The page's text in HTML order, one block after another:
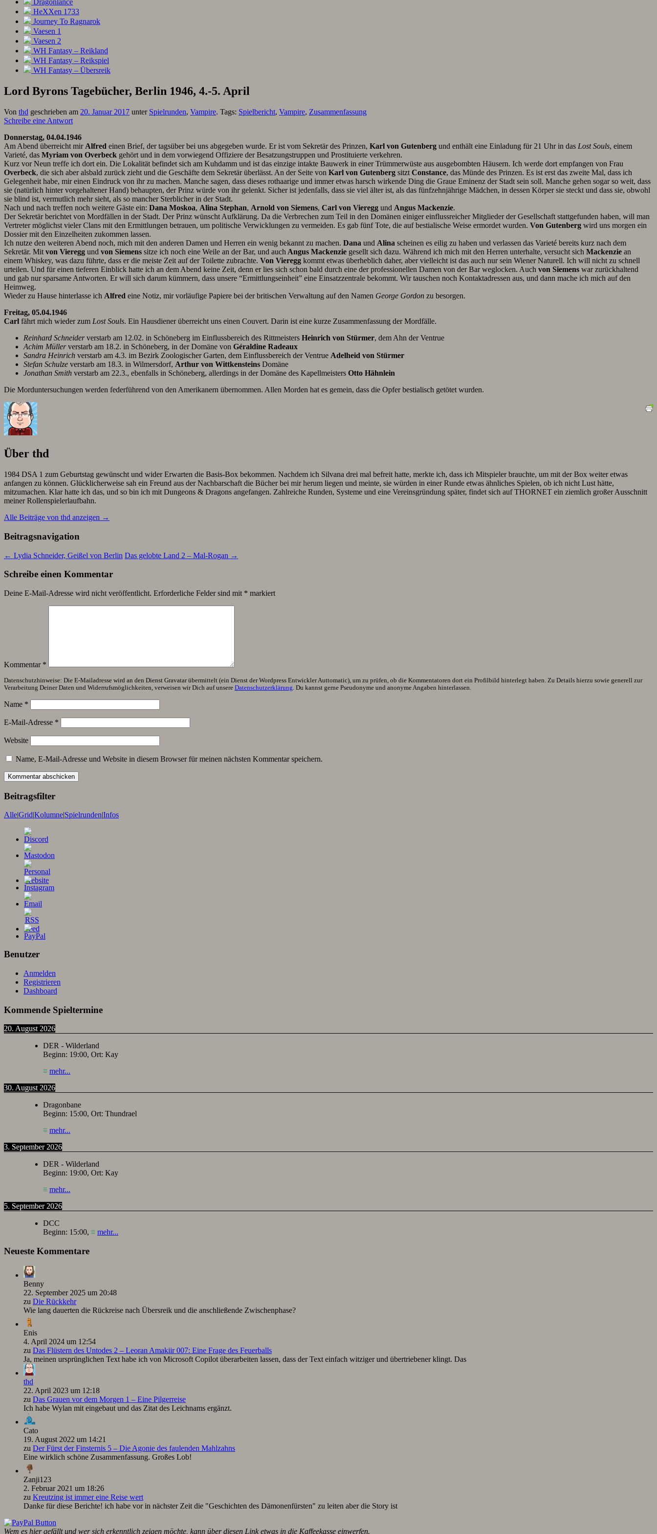
Dragonlance
HeXXen 1733
Journey To Ragnarok
Vaesen 1
Vaesen 2
WH Fantasy – Reikland
WH Fantasy – Reikspiel
WH Fantasy – Übersreik
Lord Byrons Tagebücher, Berlin 1946, 4.-5. April
Von thd geschrieben am 20. Januar 2017 unter Spielrunden, Vampire. Tags: Spielbericht, Vampire, Zusammenfassung
Schreibe eine Antwort
Donnerstag, 04.04.1946
Am Abend überreicht mir Alfred einen Brief, der tagsüber bei uns abgegeben wurde. Er ist vom Sekretär des Prinzen, Karl von Gutenberg und enthält eine Einladung für 21 Uhr in das Lost Souls, einem
Varieté, das Myriam von Overbeck gehört und in dem vorwiegend Offiziere der Besatzungstruppen und Prostituierte verkehren.
Kurz vor Neun treffe ich dort ein. Die Lokalität befindet sich am Kuhdamm und ist das einzige intakte Bauwerk in einer Trümmerwüste aus ausgebombten Häusern. Ich werde dort empfangen von Frau
Overbeck, die sich aber alsbald zurück zieht und die Geschäfte dem Sekretär überlässt. An der Seite von Karl von Gutenberg sitzt Constance, das Münde des Prinzen. Es ist erst das zweite Mal, dass ich
Gelegenheit habe, mir einen Eindruck von ihr zu machen. Manche sagen, dass dieses rothaarige und immer etwas harsch wirkende Ding die Graue Eminenz der Stadt sein soll. Manche gehen sogar so weit, dass
sie (natürlich hinter vorgehaltener Hand) behaupten, der Prinz würde von ihr gelenkt. Sicher ist jedenfalls, dass sie viel älter ist, als das fünfzehnjährige Mädchen, in dessen Körper sie steckt und dass sie, obwohl
sie blind ist, vermutlich mehr sieht, als so mancher Sterblicher in der Stadt.
Nach und nach treffen noch weitere Gäste ein: Dana Moskoa, Alina Stephan, Arnold von Siemens, Carl von Vieregg und Angus Mackenzie.
Der Sekretär berichtet von Mordfällen in der Stadt. Der Prinz wünscht Aufklärung. Da die Verbrechen zum Teil in den Domänen einiger einflussreicher Mitglieder der Gesellschaft stattgefunden haben, will man
Vertreter möglichst vieler Clans mit den Ermittlungen betrauen, um politische Verwicklungen zu vermeiden. Es gab fünf Tote, die auf bestialische Weise ermordet wurden. Von Gutenberg wird uns morgen ein
Dossier mit den Einzelheiten zukommen lassen.
Ich nutze den weiteren Abend noch, mich mit den anderen Damen und Herren ein wenig bekannt zu machen. Dana und Alina scheinen es eilig zu haben und verlassen das Varieté bereits kurz nach dem
Sekretär. Mit von Vieregg und von Siemens sitze ich noch eine Weile an der Bar, und auch Angus Mackenzie gesellt sich dazu. Während ich mich mit den Herren unterhalte, versucht sich Mackenzie an
einem Whiskey, was dazu führte, dass er die meiste Zeit auf der Toilette zubrachte. Von Vieregg kommt etwas überheblich daher, aber vielleicht ist das auch nur sein Wiener Naturell. Ich will nicht zu schnell
urteilen. Und für einen tieferen Einblick hatte ich an dem Abend keine Zeit, denn er lies sich schon bald durch eine der professionellen Damen von der Bar weglocken. Auch von Siemens war zurückhaltend
und gab nur sparsame Antworten. Er will sich darum kümmern, dass unsere “Ermittlungseinheit” eine Einsatzzentrale bekommt. Wir tauschen noch Kontaktadressen aus, und dann mache ich mich auf den
Heimweg.
Wieder zu Hause hinterlasse ich Alfred eine Notiz, mir vorläufige Papiere bei der britischen Verwaltung auf den Namen George Gordon zu besorgen.
Freitag, 05.04.1946
Carl fährt mich wieder zum Lost Souls. Ein Hausdiener überreicht uns einen Couvert. Darin ist eine kurze Zusammenfassung der Mordfälle.
Reinhard Schneiderverstarb am 12.02. in Schöneberg im Einflussbereich des Rittmeisters Heinrich von Stürmer, dem Ahn der Ventrue
Achim Müllerverstarb am 18.2. in Schöneberg, in der Domäne von Géraldine Radeaux
Sandra Heinrich verstarb am 4.3. im Bezirk Zoologischer Garten, dem Einflussbereich der Ventrue Adelheid von Stürmer
Stefan Schulze verstarb am 18.3. in Wilmersdorf, Arthur von Wittkensteins Domäne
Jonathan Smith verstarb am 22.3., ebenfalls in Schöneberg, allerdings in der Domäne des Kapellmeisters Otto Hähnlein
Die Morduntersuchungen werden federführend von den Amerikanern übernommen. Allen Morden hat es gemein, dass die Opfer bestialisch getötet wurden.
Über thd
1984 DSA 1 zum Geburtstag gewünscht und wider Erwarten die Basis-Box bekommen. Nachdem ich Silvana drei mal befreit hatte, merkte ich, dass ich Mitspieler brauchte, um mit der Box weiter etwas
anfangen zu können. Glücklicherweise sah ein Freund aus der Nachbarschaft die Bücher bei mir herum liegen und meinte, sie würden in einer Runde etwas ähnliches Spielen, ob ich nicht Lust hätte,
mitzumachen. Klar hatte ich das, und so bin ich mit Dungeons & Dragons angefangen. Zahlreiche Runden, Systeme und eine Vereinsgründung später, findet sich auf THORNET ein ziemlich großer Ausschnitt
meiner Rollenspielerlaufbahn.
Alle Beiträge von thd anzeigen →
Beitragsnavigation
← Lydia Schneider, Geißel von Berlin Das gelobte Land 2 – Mal-Rogan →
Schreibe einen Kommentar
Deine E-Mail-Adresse wird nicht veröffentlicht. Erforderliche Felder sind mit * markiert
Kommentar *
Datenschutzhinweise: Die E-Mailadresse wird an den Dienst Gravatar übermittelt (ein Dienst der Wordpress Entwickler Auttomatic), um zu prüfen, ob die Kommentatoren dort ein Profilbild hinterlegt haben. Zu Details hierzu sowie generell zur
Verarbeitung Deiner Daten und Widerrufsmöglichkeiten, verweisen wir Dich auf unsere Datenschutzerklärung. Du kannst gerne Pseudonyme und anonyme Angaben hinterlassen.
Name *
E-Mail-Adresse *
Website
Name, E-Mail-Adresse und Website in diesem Browser für meinen nächsten Kommentar speichern.
Beitragsfilter
Alle|Grid|Kolumne|Spielrunden|Infos
Benutzer
Anmelden
Registrieren
Dashboard
Kommende Spieltermine
20. August 2026
DER - Wilderland
Beginn: 19:00, Ort: Kay
≡ mehr...
30. August 2026
Dragonbane
Beginn: 15:00, Ort: Thundrael
≡ mehr...
3. September 2026
DER - Wilderland
Beginn: 19:00, Ort: Kay
≡ mehr...
5. September 2026
DCC
Beginn: 15:00, ≡ mehr...
Neueste Kommentare
Benny
22. September 2025 um 20:48
zu Die Rückkehr
Wie lang dauerten die Rückreise nach Übersreik und die anschließende Zwischenphase?
Enis
4. April 2024 um 12:54
zu Das Flüstern des Untodes 2 – Leoran Amakiir 007: Eine Frage des Feuerballs
Ja, meinen ursprünglichen Text habe ich von Microsoft Copilot überarbeiten lassen, dass der Text einfach witziger und übertriebener klingt. Das
thd
22. April 2023 um 12:18
zu Das Grauen vor dem Morgen 1 – Eine Pilgerreise
Ich habe Wylan mit eingebaut und das Zitat des Leichnams ergänzt.
Cato
19. August 2022 um 14:21
zu Der Fürst der Finsternis 5 – Die Agonie des faulenden Mahlzahns
Eine wirklich schöne Zusammenfassung. Großes Lob!
Zanji123
2. Februar 2021 um 18:26
zu Kreutzing ist immer eine Reise wert
Danke für diese Berichte! ich habe vor in nächster Zeit die "Geschichten des Dämonenfürsten" zu leiten aber die Story ist
Wem es hier gefällt und wer sich erkenntlich zeigen möchte, kann über diesen Link etwas in die Kaffeekasse einwerfen.